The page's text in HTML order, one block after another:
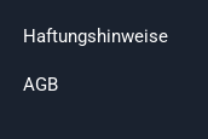
Haftungshinweise
AGB